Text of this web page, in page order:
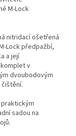
M-Lock
nitridací ošetřená
Lock předpažbí,
a její
v
dvoubodovým
praktickým
sadou na